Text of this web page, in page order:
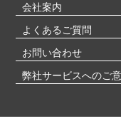
会社案内
よくあるご質問
お問い合わせ
弊社サービスへのご